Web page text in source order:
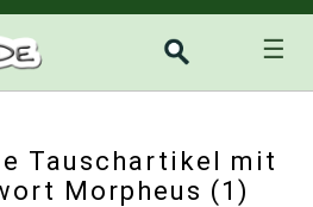
☰
Tauschartikel mit
Morpheus (1)